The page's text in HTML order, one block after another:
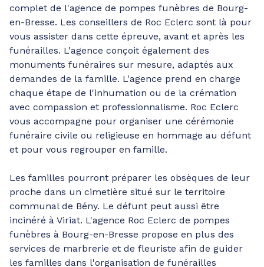
complet de l'agence de pompes funèbres de Bourg-
en-Bresse. Les conseillers de Roc Eclerc sont là pour
vous assister dans cette épreuve, avant et après les
funérailles. L'agence conçoit également des
monuments funéraires sur mesure, adaptés aux
demandes de la famille. L'agence prend en charge
chaque étape de l'inhumation ou de la crémation
avec compassion et professionnalisme. Roc Eclerc
vous accompagne pour organiser une cérémonie
funéraire civile ou religieuse en hommage au défunt
et pour vous regrouper en famille.
Les familles pourront préparer les obsèques de leur
proche dans un cimetière situé sur le territoire
communal de Bény. Le défunt peut aussi être
incinéré à Viriat. L'agence Roc Eclerc de pompes
funèbres à Bourg-en-Bresse propose en plus des
services de marbrerie et de fleuriste afin de guider
les familles dans l'organisation de funérailles